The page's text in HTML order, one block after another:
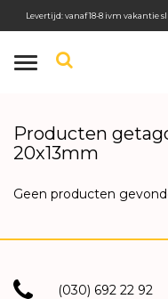
Toggle
Levertijd: vanaf 18-8 ivm vakantie
Producten
20x13mm
Geen producten
(030) 692 22 92